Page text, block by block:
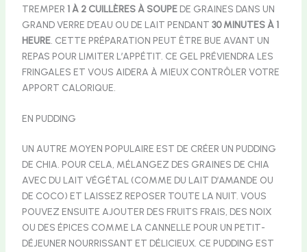
TREMPER 1 À 2 CUILLÈRES À SOUPEDE GRAINES DANS UN
GRAND VERRE D’EAU OU DE LAIT PENDANT 30 MINUTES À 1
HEURE. CETTE PRÉPARATION PEUT ÊTRE BUE AVANT UN
REPAS POUR LIMITER L’APPÉTIT. CE GEL PRÉVIENDRA LES
FRINGALES ET VOUS AIDERA À MIEUX CONTRÔLER VOTRE
APPORT CALORIQUE.
EN PUDDING
UN AUTRE MOYEN POPULAIRE EST DE CRÉER UN PUDDING
DE CHIA. POUR CELA, MÉLANGEZ DES GRAINES DE CHIA
AVEC DU LAIT VÉGÉTAL (COMME DU LAIT D’AMANDE OU
DE COCO) ET LAISSEZ REPOSER TOUTE LA NUIT. VOUS
POUVEZ ENSUITE AJOUTER DES FRUITS FRAIS, DES NOIX
OU DES ÉPICES COMME LA CANNELLE POUR UN PETIT-
DÉJEUNER NOURRISSANT ET DÉLICIEUX. CE PUDDING EST